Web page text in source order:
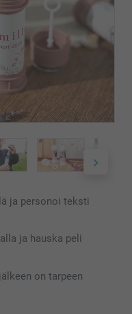
ja personoi teksti
ja hauska peli
on tarpeen